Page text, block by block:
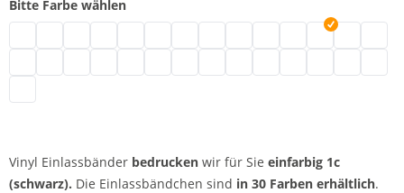
Bitte Farbe wählen
Vinyl Einlassbänder | gold
Vinyl Einlassbänder | silber
Vinyl Einlassbänder | creme
Vinyl Einlassbänder |
VinylVinylVinyl
Vinyl Einlassbänder bedrucken wir für Sie einfarbig 1c
(schwarz). Die Einlassbändchen sind in 30 Farben erhältlich.